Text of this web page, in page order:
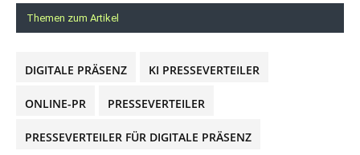
Themen zum Artikel
DIGITALE PRÄSENZ KI PRESSEVERTEILER
ONLINE-PR PRESSEVERTEILER
PRESSEVERTEILER FÜR DIGITALE PRÄSENZ